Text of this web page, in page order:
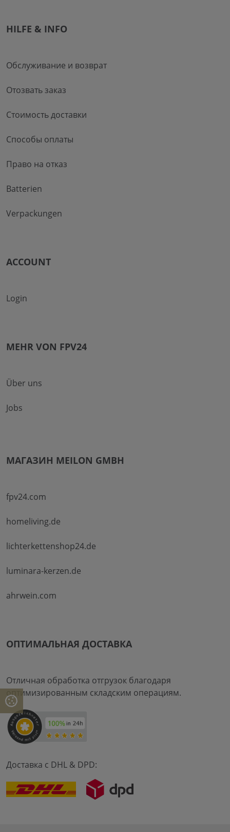
HILFE & INFO
Обслуживание и возврат
Отозвать заказ
Стоимость доставки
Способы оплаты
Право на отказ
Batterien
Verpackungen
ACCOUNT
Login
MEHR VON FPV24
Über uns
Jobs
МАГАЗИН MEILON GMBH
fpv24.com
homeliving.de
lichterkettenshop24.de
luminara-kerzen.de
ahrwein.com
ОПТИМАЛЬНАЯ ДОСТАВКА
Отличная обработка отгрузок благодаря
оптимизированным складским операциям.
Доставка с DHL & DPD: